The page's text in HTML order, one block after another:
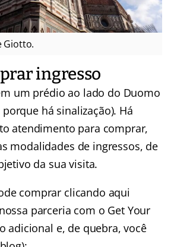
Giotto.
ingresso
um prédio ao lado do Duomo
há sinalização). Há
atendimento para comprar,
modalidades de ingressos, de
da sua visita.
comprar clicando aqui
parceria com o Get Your
adicional e, de quebra, você